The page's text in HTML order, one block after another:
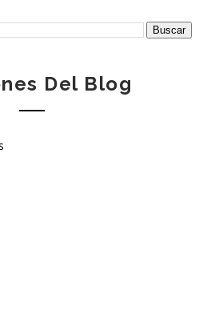
Del Blog